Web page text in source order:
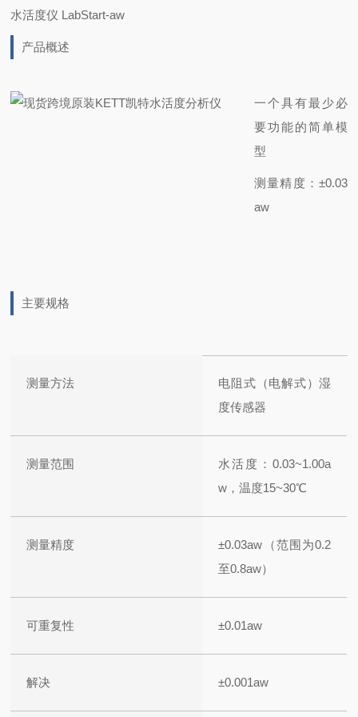
水活度仪 LabStart-aw
产品概述
一个具有最少必
要功能的简单模
型
测量精度：±0.03
aw
主要规格
测量方法
电阻式（电解式）湿
度传感器
测量范围
水活度：0.03~1.00a
w，温度15~30℃
测量精度
±0.03aw（范围为0.2
至0.8aw）
可重复性 ±0.01aw
解决 ±0.001aw